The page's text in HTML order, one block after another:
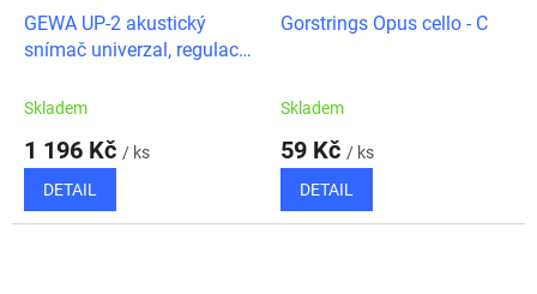
GEWA UP-2 akustický
snímač univerzal, regulace
Skladem
1 196 Kč / ks
DETAIL
Gorstrings Opus cello - C
Skladem
59 Kč / ks
DETAIL